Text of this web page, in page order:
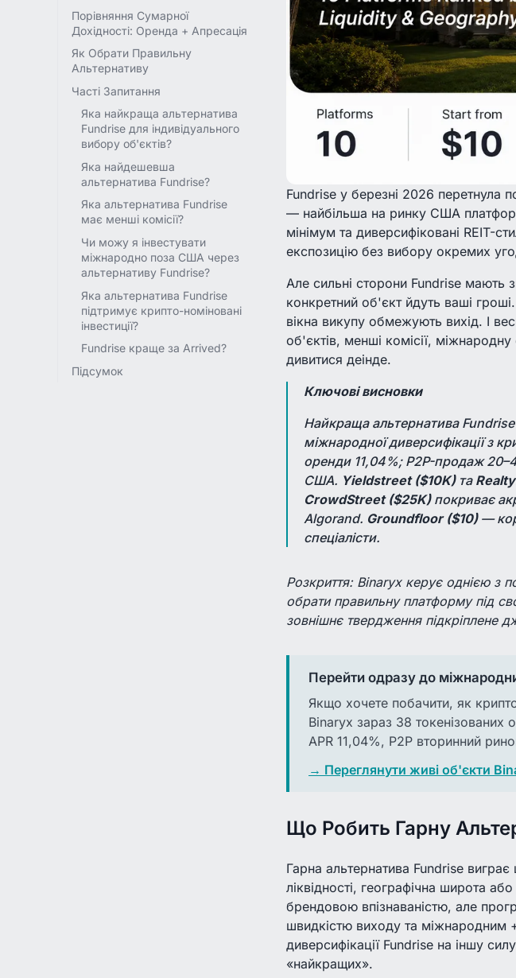
Порівняння Сумарної
Дохідності: Оренда + Апресація
Як Обрати Правильну
Альтернативу
Часті Запитання
Яка найкраща альтернатива
Fundrise для індивідуального
вибору об'єктів?
Яка найдешевша
альтернатива Fundrise?
Яка альтернатива Fundrise
має менші комісії?
Чи можу я інвестувати
міжнародно поза США через
альтернативу Fundrise?
Яка альтернатива Fundrise
підтримує крипто-номіновані
інвестиції?
Fundrise краще за Arrived?
Підсумок
Fundrise у березні 2026 перетнула
— найбільша на ринку США
мінімум та диверсифіковані REIT-
експозицію без вибору окремих
Але сильні сторони Fundrise мають
конкретний об'єкт йдуть ваші
вікна викупу обмежують вихід. І
об'єктів, менші комісії,
дивитися деінде.
Ключові висновки
Найкраща альтернатива
міжнародної диверсифікації з
оренди 11,04%; P2P-продаж
США. Yieldstreet ($10K)та
CrowdStreet ($25K)покриває
Algorand. Groundfloor ($10)—
спеціалісти.
Розкриття: Binaryx керує однією з
обрати правильну платформу під
зовнішнє твердження підкріплене
Перейти одразу до
Якщо хочете побачити, як
Binaryx зараз 38 токенізованих
APR 11,04%, P2P вторинний
→ Переглянути живі об'єкти
Що Робить Гарну
Гарна альтернатива Fundrise
ліквідності, географічна широта
брендовою впізнаваністю, але
швидкістю виходу та міжнародним
диверсифікації Fundrise на іншу
«найкращих».